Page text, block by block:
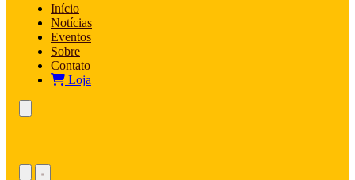
Início
Notícias
Eventos
Sobre
Contato
Loja